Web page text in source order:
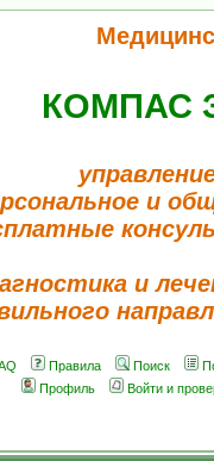
КОМПАС
и
и
Правила Поиск
Профиль
Войти и